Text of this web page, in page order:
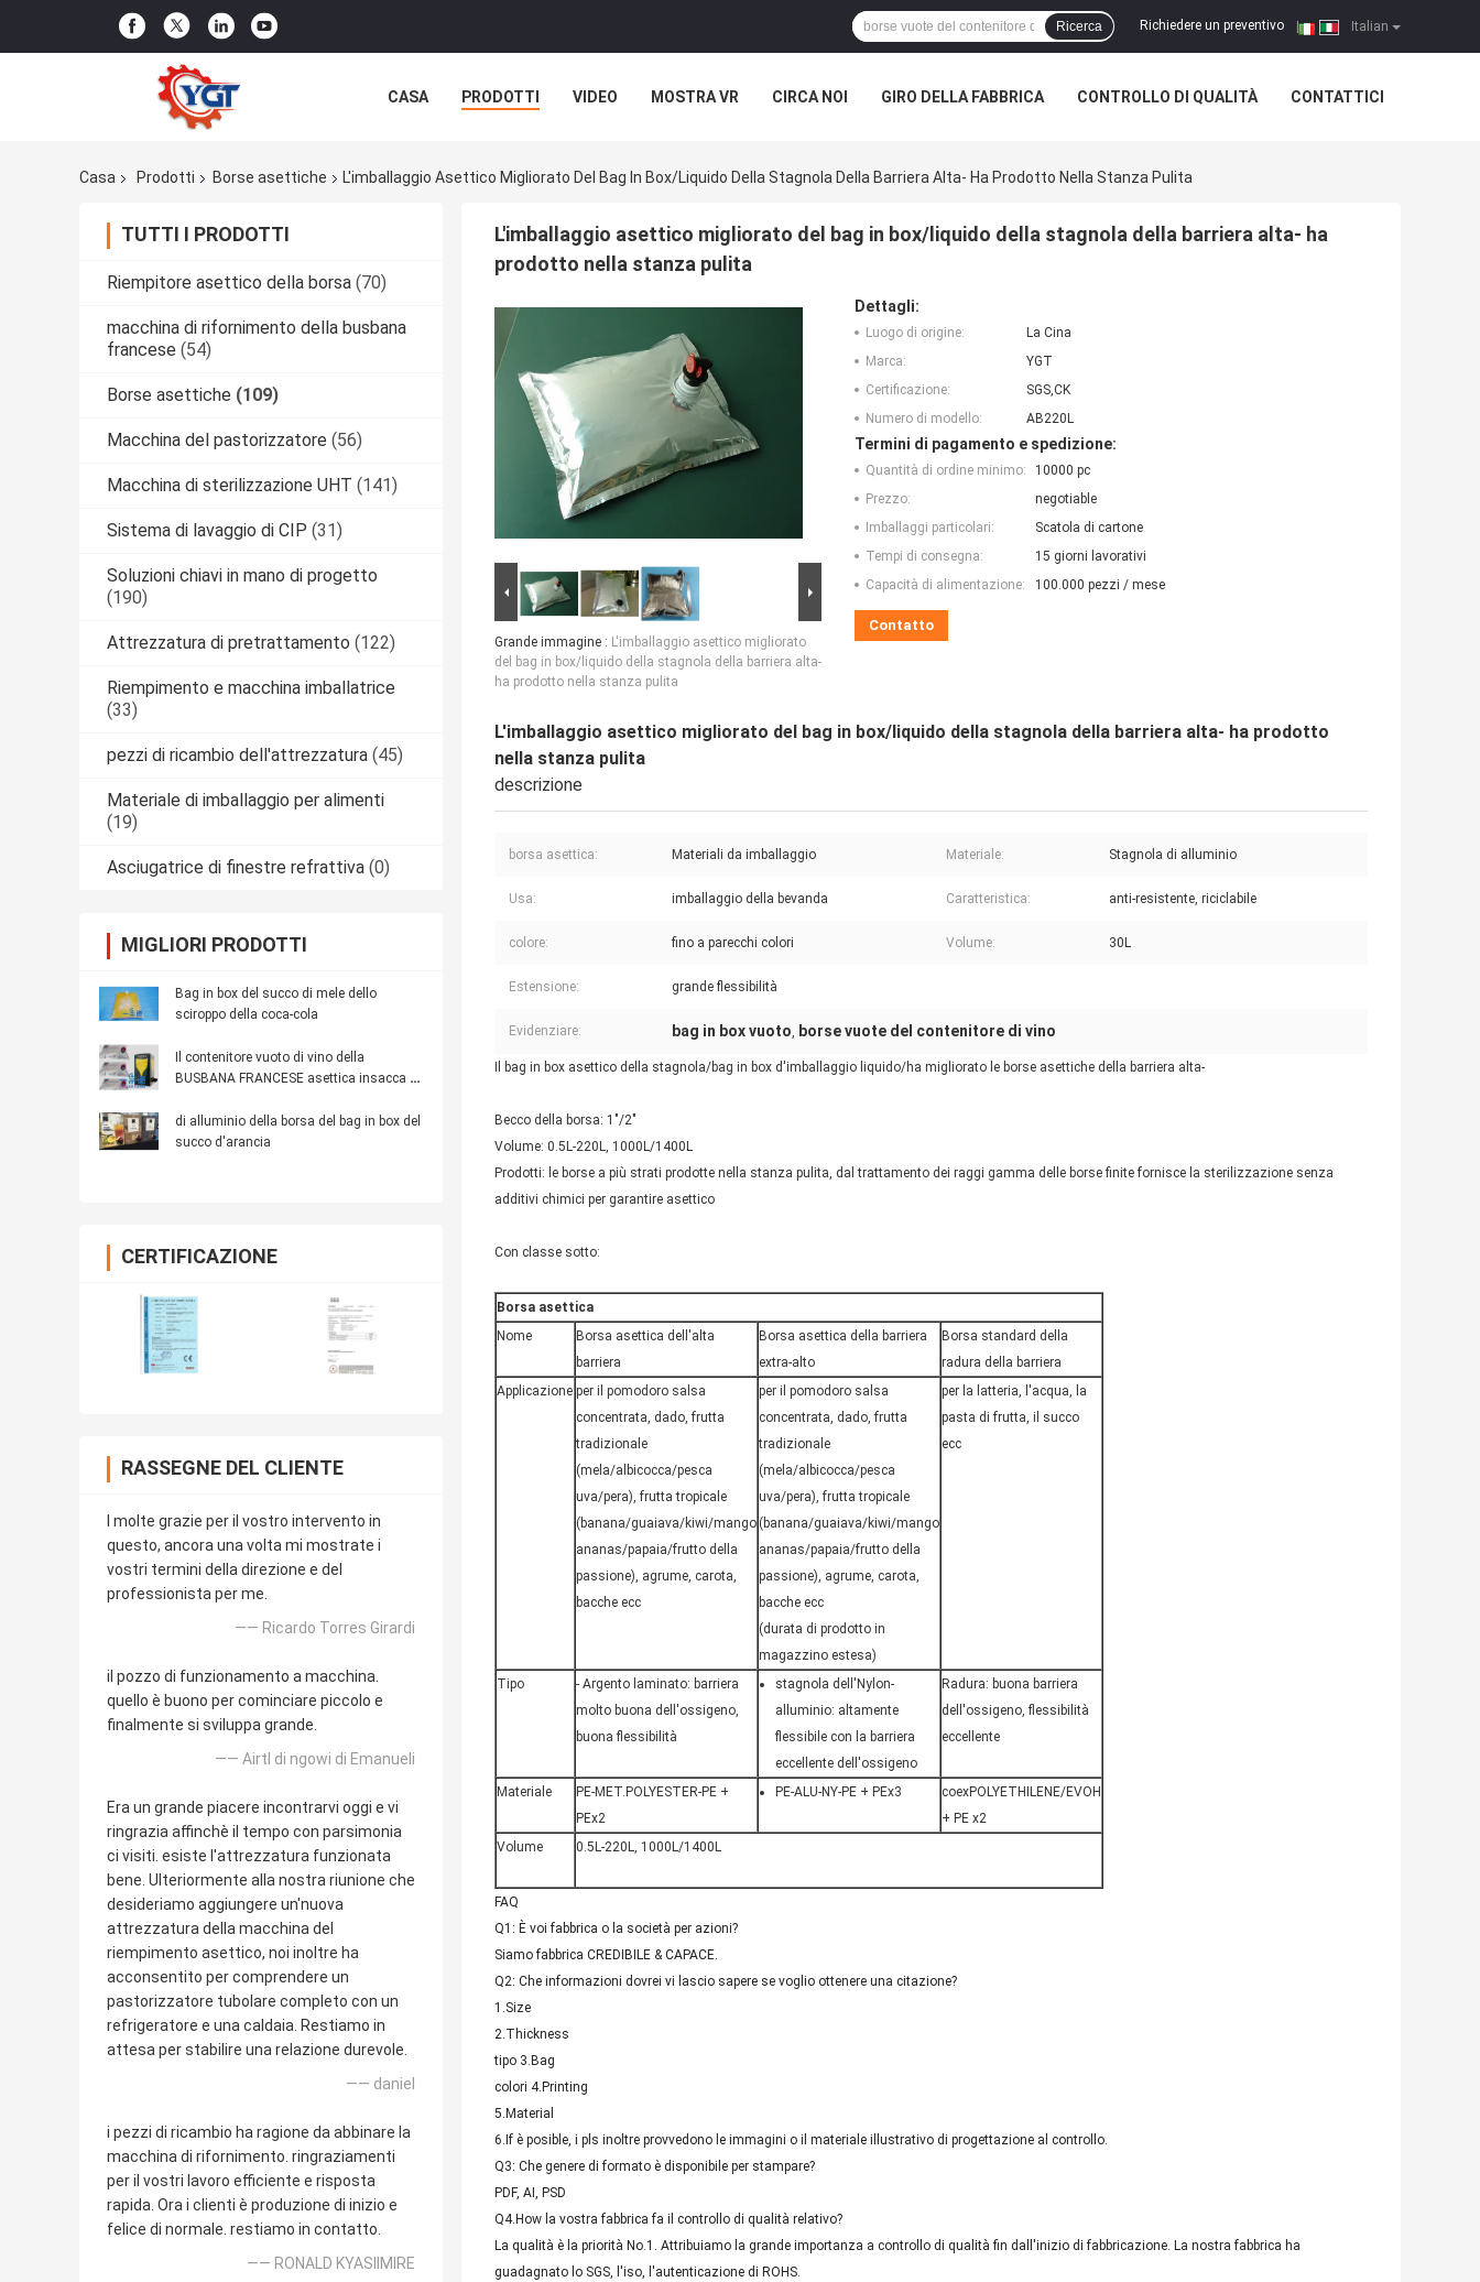
Italian
Richiedere un preventivo |
Ricerca
CASA PRODOTTI VIDEO MOSTRA VR CIRCA NOI GIRO DELLA FABBRICA CONTROLLO DI QUALITÀ CONTATTICI
Casa
Prodotti Borse asettiche L'imballaggio Asettico Migliorato Del Bag In Box/liquido Della Stagnola Della Barriera Alta- Ha Prodotto Nella Stanza Pulita
TUTTI I PRODOTTI
Riempitore asettico della borsa (70)
macchina di rifornimento della busbana
francese (54)
Borse asettiche (109)
Macchina del pastorizzatore (56)
Macchina di sterilizzazione UHT (141)
Sistema di lavaggio di CIP (31)
Soluzioni chiavi in mano di progetto
(190)
Attrezzatura di pretrattamento (122)
Riempimento e macchina imballatrice
(33)
pezzi di ricambio dell'attrezzatura (45)
Materiale di imballaggio per alimenti
(19)
Asciugatrice di finestre refrattiva (0)
MIGLIORI PRODOTTI
Bag in box del succo di mele dello
sciroppo della coca-cola
Il contenitore vuoto di vino della
BUSBANA FRANCESE asettica insacca in
del bag in box 1
di alluminio della borsa del bag in box del
succo d'arancia
CERTIFICAZIONE
RASSEGNE DEL CLIENTE
I molte grazie per il vostro intervento in
questo, ancora una volta mi mostrate i
vostri termini della direzione e del
professionista per me.
—— Ricardo Torres Girardi
il pozzo di funzionamento a macchina.
quello è buono per cominciare piccolo e
finalmente si sviluppa grande.
—— Airtl di ngowi di Emanueli
Era un grande piacere incontrarvi oggi e vi
ringrazia affinchè il tempo con parsimonia
ci visiti. esiste l'attrezzatura funzionata
bene. Ulteriormente alla nostra riunione che
desideriamo aggiungere un'nuova
attrezzatura della macchina del
riempimento asettico, noi inoltre ha
acconsentito per comprendere un
pastorizzatore tubolare completo con un
refrigeratore e una caldaia. Restiamo in
attesa per stabilire una relazione durevole.
—— daniel
i pezzi di ricambio ha ragione da abbinare la
macchina di rifornimento. ringraziamenti
per il vostri lavoro efficiente e risposta
rapida. Ora i clienti è produzione di inizio e
felice di normale. restiamo in contatto.
—— RONALD KYASIIMIRE
L'imballaggio asettico migliorato del bag in box/liquido della stagnola della barriera alta- ha
prodotto nella stanza pulita
Grande immagine : L'imballaggio asettico migliorato
del bag in box/liquido della stagnola della barriera alta-
ha prodotto nella stanza pulita
Dettagli:
Luogo di origine:
La Cina
Marca:
YGT
Certificazione:
SGS,CK
Numero di modello:
AB220L
Termini di pagamento e spedizione:
Quantità di ordine minimo:
10000 pc
Prezzo:
negotiable
Imballaggi particolari:
Scatola di cartone
Tempi di consegna:
15 giorni lavorativi
Capacità di alimentazione:
100.000 pezzi / mese
Contatto
L'imballaggio asettico migliorato del bag in box/liquido della stagnola della barriera alta- ha prodotto
nella stanza pulita
descrizione
borsa asettica: Materiali da imballaggio Materiale: Stagnola di alluminio
Usa: imballaggio della bevanda Caratteristica: anti-resistente, riciclabile
colore: fino a parecchi colori Volume: 30L
Estensione: grande flessibilità
Evidenziare: bag in box vuoto, borse vuote del contenitore di vino
Il bag in box asettico della stagnola/bag in box d'imballaggio liquido/ha migliorato le borse asettiche della barriera alta-
Becco della borsa: 1"/2"
Volume: 0.5L-220L, 1000L/1400L
Prodotti: le borse a più strati prodotte nella stanza pulita, dal trattamento dei raggi gamma delle borse finite fornisce la sterilizzazione senza
additivi chimici per garantire asettico
Con classe sotto:
Borsa asettica
Nome
Borsa asettica dell'alta
barriera
Borsa asettica della barriera
extra-alto
Borsa standard della
radura della barriera
Applicazione per il pomodoro salsa
concentrata, dado, frutta
tradizionale
(mela/albicocca/pesca
uva/pera), frutta tropicale
(banana/guaiava/kiwi/mango
ananas/papaia/frutto della
passione), agrume, carota,
bacche ecc
per il pomodoro salsa
concentrata, dado, frutta
tradizionale
(mela/albicocca/pesca
uva/pera), frutta tropicale
(banana/guaiava/kiwi/mango
ananas/papaia/frutto della
passione), agrume, carota,
bacche ecc
(durata di prodotto in
magazzino estesa)
per la latteria, l'acqua, la
pasta di frutta, il succo
ecc
Tipo
- Argento laminato: barriera
molto buona dell'ossigeno,
buona flessibilità
stagnola dell'Nylon-
alluminio: altamente
flessibile con la barriera
eccellente dell'ossigeno
Radura: buona barriera
dell'ossigeno, flessibilità
eccellente
Materiale
PE-MET.POLYESTER-PE +
PEx2
PE-ALU-NY-PE + PEx3
coexPOLYETHILENE/EVOH
+ PE x2
Volume
0.5L-220L, 1000L/1400L
FAQ
Q1: È voi fabbrica o la società per azioni?
Siamo fabbrica CREDIBILE & CAPACE.
Q2: Che informazioni dovrei vi lascio sapere se voglio ottenere una citazione?
1.Size
2.Thickness
tipo 3.Bag
colori 4.Printing
5.Material
6.If è posible, i pls inoltre provvedono le immagini o il materiale illustrativo di progettazione al controllo.
Q3: Che genere di formato è disponibile per stampare?
PDF, AI, PSD
Q4.How la vostra fabbrica fa il controllo di qualità relativo?
La qualità è la priorità No.1. Attribuiamo la grande importanza a controllo di qualità fin dall'inizio di fabbricazione. La nostra fabbrica ha
guadagnato lo SGS, l'iso, l'autenticazione di ROHS.